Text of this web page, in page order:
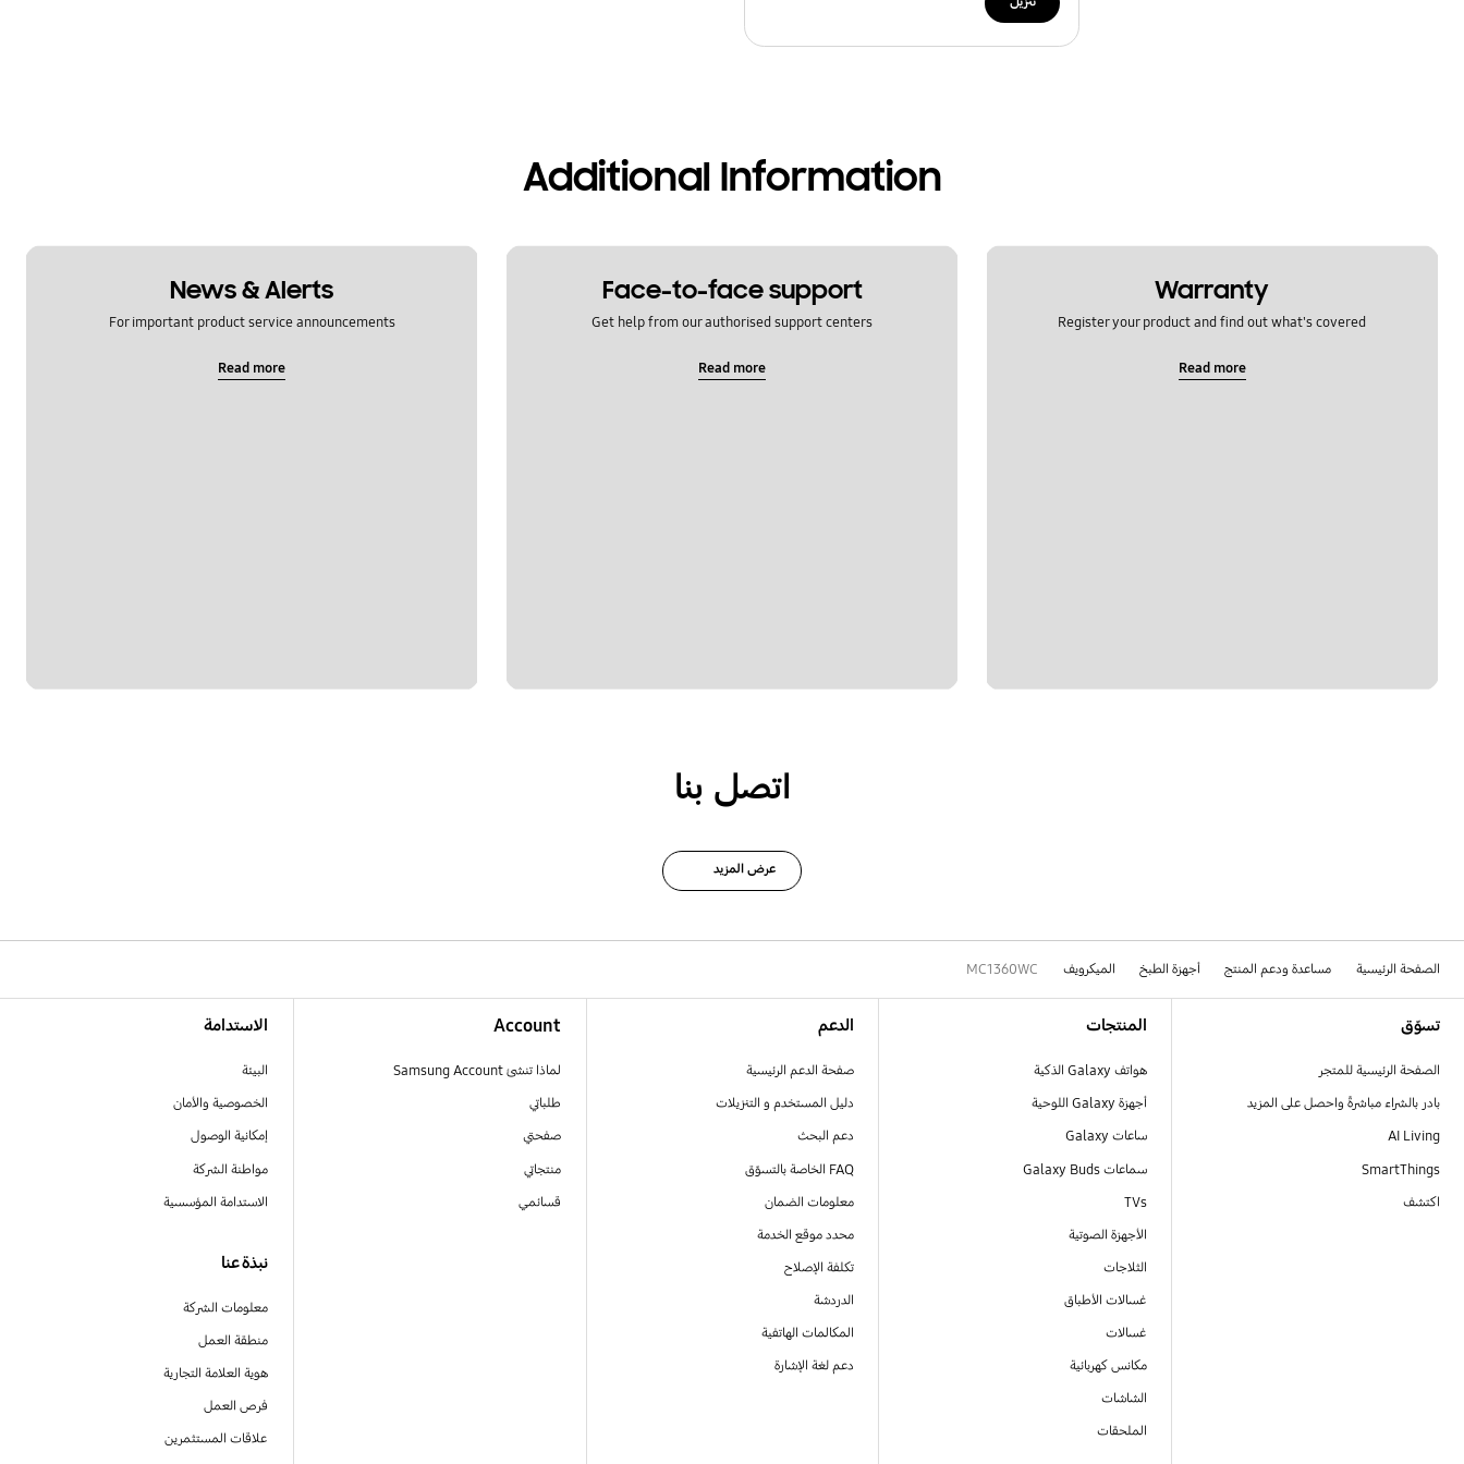
Additional Information
Warranty
Register your product and find out what's covered
Read more
Face-to-face support
Get help from our authorised support centers
Read more
News & Alerts
For important product service announcements
Read more
اتصل بنا
عرض المزيد
الصفحة الرئيسية مساعدة ودعم المنتج أجهزة الطبخ الميكرويف MC1360WC
تسوّق
الصفحة الرئيسية للمتجر
بادر بالشراء مباشرةً واحصل على المزيد
AI Living
SmartThings
اكتشف
المنتجات
هواتف Galaxy الذكية
أجهزة Galaxy اللوحية
ساعات Galaxy
سماعات Galaxy Buds
TVs
الأجهزة الصوتية
الثلاجات
غسالات الأطباق
غسالات
مكانس كهربائية
الشاشات
الملحقات
الدعم
صفحة الدعم الرئيسية
دليل المستخدم و التنزيلات
دعم البحث
FAQ الخاصة بالتسوّق
معلومات الضمان
محدد موقع الخدمة
تكلفة الإصلاح
الدردشة
المكالمات الهاتفية
دعم لغة الإشارة
Account
لماذا تنشئ Samsung Account
طلباتي
صفحتي
منتجاتي
قسائمي
الاستدامة
البيئة
الخصوصية والأمان
إمكانية الوصول
مواطنة الشركة
الاستدامة المؤسسية
نبذة عنا
معلومات الشركة
منطقة العمل
هوية العلامة التجارية
فرص العمل
علاقات المستثمرين